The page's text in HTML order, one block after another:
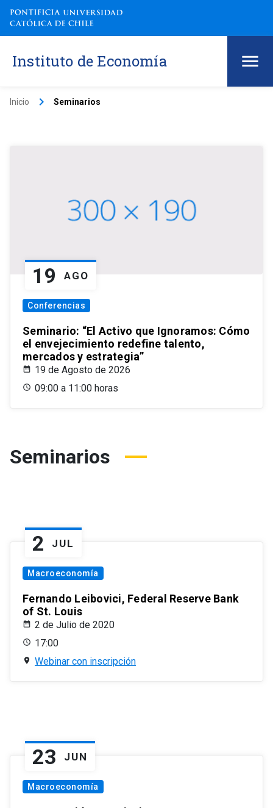
Instituto de Economía
Inicio keyboard_arrow_right Seminarios
19 AGO
Conferencias
Seminario: “El Activo que Ignoramos: Cómo
el envejecimiento redefine talento,
mercados y estrategia”
19 de Agosto de 2026
09:00 a 11:00 horas
Seminarios
2 JUL
Macroeconomía
Fernando Leibovici, Federal Reserve Bank
of St. Louis
2 de Julio de 2020
17:00
Webinar con inscripción
23 JUN
Macroeconomía